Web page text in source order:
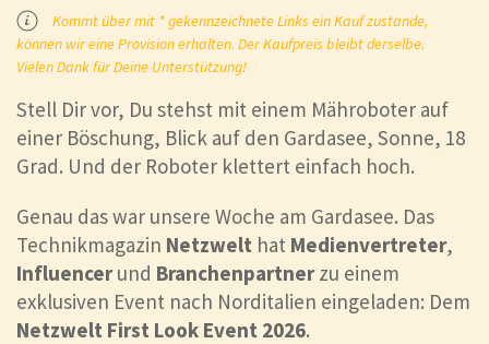
Kommt über mit * gekennzeichnete Links ein Kauf zustande,
können wir eine Provision erhalten. Der Kaufpreis bleibt derselbe.
Vielen Dank für Deine Unterstützung!
Stell Dir vor, Du stehst mit einem Mähroboter auf
einer Böschung, Blick auf den Gardasee, Sonne, 18
Grad. Und der Roboter klettert einfach hoch.
Genau das war unsere Woche am Gardasee. Das
Technikmagazin Netzwelt hat Medienvertreter,
Influencerund Branchenpartnerzu einem
exklusiven Event nach Norditalien eingeladen: Dem
Netzwelt First Look Event 2026.